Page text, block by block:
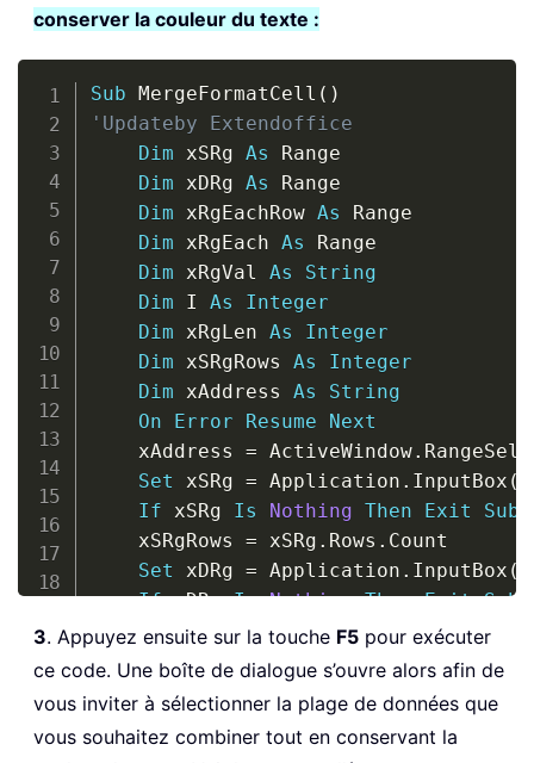
conserver la couleur du texte :
Sub MergeFormatCell ( )
'Updateby Extendoffice
Dim xSRg As Range
Dim xDRg As Range
Dim xRgEachRow As Range
Dim xRgEach As Range
Dim xRgVal As
String
Dim I As
Integer
Dim xRgLen As
Integer
Dim xSRgRows As
Integer
Dim xAddress As
String
On
Error Resume
Next
    xAddress
= ActiveWindow.
Set xSRg = Application . InputBox (
If xSRg Is Nothing Then Exit
Sub
    xSRgRows
= xSRg . Rows . Count
Set xDRg = Application . InputBox (
If xDRg Is Nothing Then Exit Sub
Set xDRg = xDRg(1)
For
I = To
xSRgRows
        xRgLen
. Offset
.Value = vbNullString
3. Appuyez ensuite sur la touche F5 pour exécuter
ce code. Une boîte de dialogue s’ouvre alors afin de
vous inviter à sélectionner la plage de données que
vous souhaitez combiner tout en conservant la